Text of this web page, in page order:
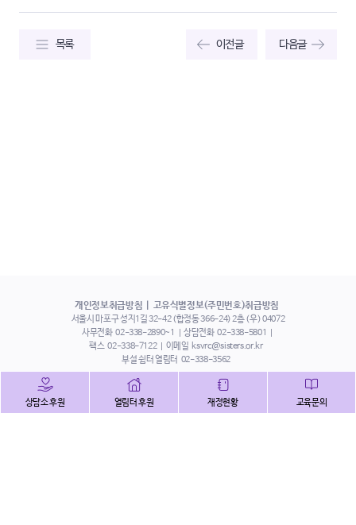
목록 이전글 다음글
개인정보취급방침 고유식별정보(주민번호)취급방침
서울시 마포구 성지1길 32-42 (합정동 366-24) 2층 (우) 04072
사무전화 02-338-2890~1 상담전화 02-338-5801
팩스 02-338-7122 이메일 ksvrc@sisters.or.kr
부설 쉼터 열림터 02-338-3562
상담소 후원 열림터 후원 재정현황 교육문의